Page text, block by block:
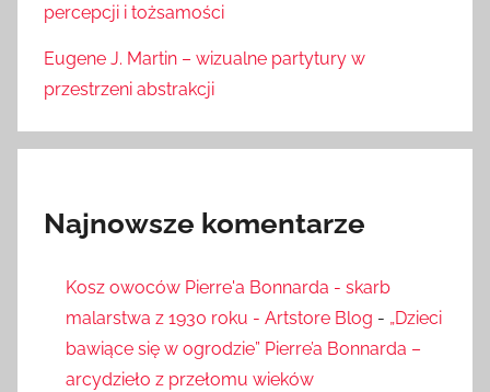
percepcji i tożsamości
Eugene J. Martin – wizualne partytury w
przestrzeni abstrakcji
Najnowsze komentarze
Kosz owoców Pierre'a Bonnarda - skarb
malarstwa z 1930 roku - Artstore Blog - „Dzieci
bawiące się w ogrodzie” Pierre’a Bonnarda –
arcydzieło z przełomu wieków